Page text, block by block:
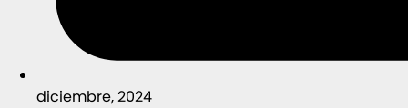
diciembre, 2024